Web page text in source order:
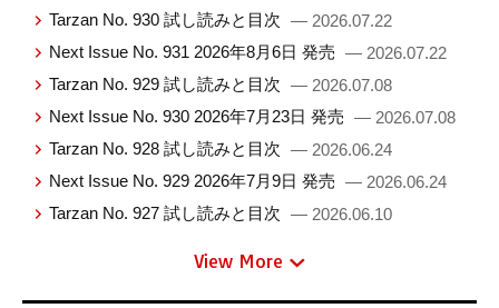
Tarzan No. 930 試し読みと目次 — 2026.07.22
Next Issue No. 931 2026年8月6日 発売 — 2026.07.22
Tarzan No. 929 試し読みと目次 — 2026.07.08
Next Issue No. 930 2026年7月23日 発売 — 2026.07.08
Tarzan No. 928 試し読みと目次 — 2026.06.24
Next Issue No. 929 2026年7月9日 発売 — 2026.06.24
Tarzan No. 927 試し読みと目次 — 2026.06.10
View More